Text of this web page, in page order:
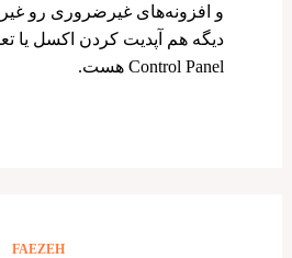
و افزونه‌های غیرضروری رو
دیگه هم آپدیت کردن اکسل یا
Control Panel هست.
FAEZEH